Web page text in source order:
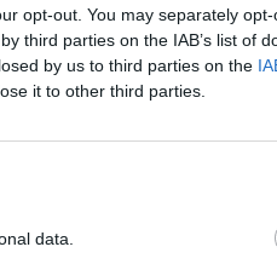
opt-out. You may separately
third parties on the IAB’s list of
by us to third parties on the
it to other third parties.
data.
els seus serveis a
(Itàlia) i seguir la
començant
perquè els
del món de forma